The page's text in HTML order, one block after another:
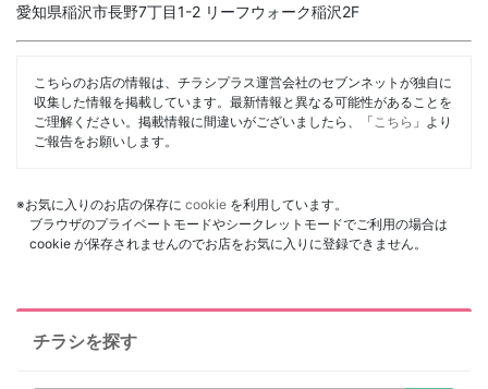
愛知県稲沢市長野7丁目1-2 リーフウォーク稲沢2F
こちらのお店の情報は、チラシプラス運営会社のセブンネットが独自に
収集した情報を掲載しています。最新情報と異なる可能性があることを
ご理解ください。掲載情報に間違いがございましたら、「 こちら 」より
ご報告をお願いします。
※お気に入りのお店の保存に cookie を利用しています。
ブラウザのプライベートモードやシークレットモードでご利用の場合は
cookie が保存されませんのでお店をお気に入りに登録できません。
チラシを探す